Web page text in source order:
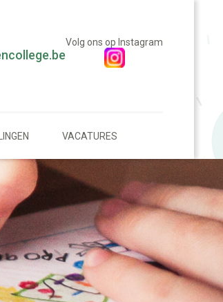
Volg ons op Instagram
VACATURES